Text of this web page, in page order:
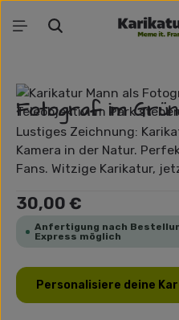
Zum Hauptinhalt springen
Bildergalerie überspringen
Fotograf im
Lustiges Zeichnung:
Kamera in der Natur.
Fans. Witzige Karikatur,
Regulärer Preis:
30,00 €
Anfertigung nach
Express möglich
Personalisiere deine